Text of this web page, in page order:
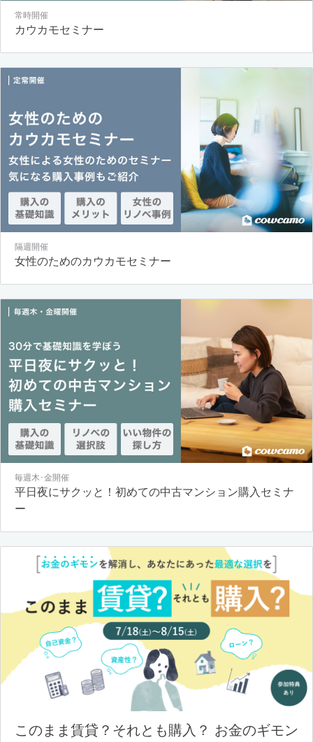
常時開催
カウカモセミナー
隔週開催
女性のためのカウカモセミナー
毎週木･金開催
平日夜にサクッと！初めての中古マンション購入セミナ
ー
このまま賃貸？それとも購入？ お金のギモン